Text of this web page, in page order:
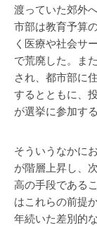
渡っていた郊外
市部は教育予算
く医療や社会サ
で荒廃した。ま
され、都市部に
するとともに、
が選挙に参加す
そういうなかに
が階層上昇し、
高の手段である
はこれらの前提
年続いた差別的